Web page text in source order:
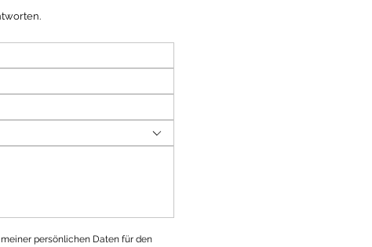
persönlichen Daten für den